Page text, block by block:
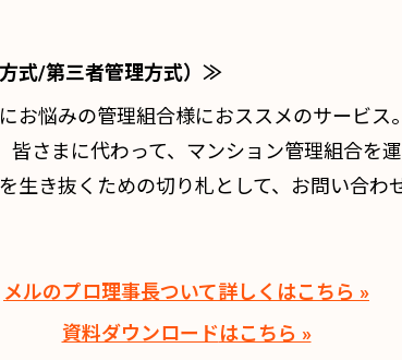
式/第三者管理方式）≫
お悩みの管理組合様におススメのサービス
さまに代わって、マンション管理組合を運
生き抜くための切り札として、お問い合わ
メルのプロ理事長ついて詳しくはこちら »
資料ダウンロードはこちら »